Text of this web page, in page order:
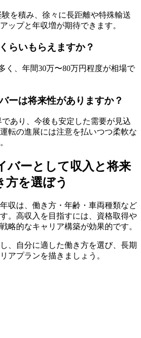
を積み、徐々に長距離や特殊輸送
ップと年収増が期待できます。
らいもらえますか？
く、年間30万〜80万円程度が相場で
ーは将来性がありますか？
あり、今後も安定した需要が見込
転の進展には注意を払いつつ柔軟な
バーとして収入と将来
方を選ぼう
収は、働き方・年齢・車両種類など
。高収入を目指すには、資格取得や
略的なキャリア構築が効果的です。
、自分に適した働き方を選び、長期
アプランを描きましょう。